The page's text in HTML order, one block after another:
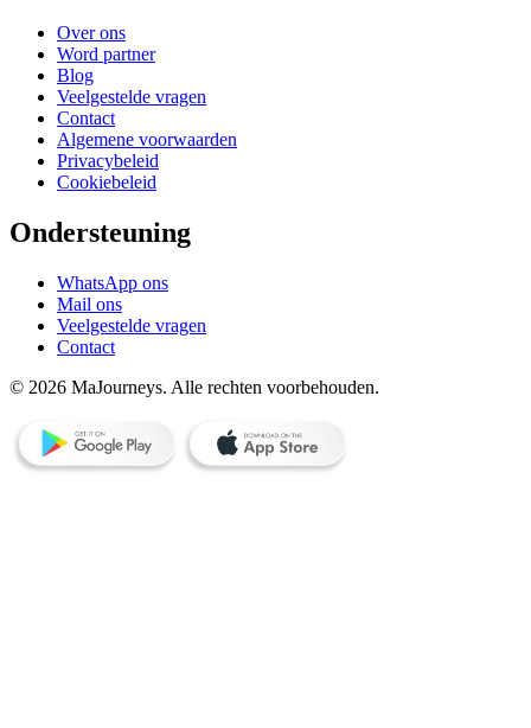
Over ons
Word partner
Blog
Veelgestelde vragen
Contact
Algemene voorwaarden
Privacybeleid
Cookiebeleid
Ondersteuning
WhatsApp ons
Mail ons
Veelgestelde vragen
Contact
© 2026 MaJourneys. Alle rechten voorbehouden.